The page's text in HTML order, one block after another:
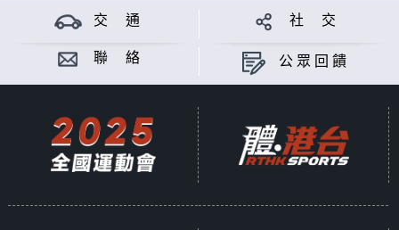
交 通 社 交
聯 絡 公眾回饋